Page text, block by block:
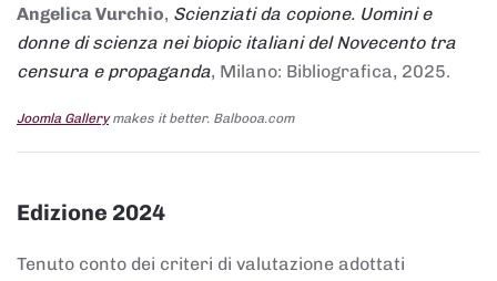
Angelica Vurchio, Scienziati da copione. Uomini e
donne di scienza nei biopic italiani del Novecento tra
censura e propaganda, Milano: Bibliografica, 2025.
Joomla Gallerymakes it better. Balbooa.com
Edizione 2024
Tenuto conto dei criteri di valutazione adottati